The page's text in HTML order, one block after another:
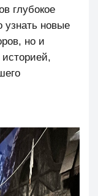
глубокое
узнать новые
но и